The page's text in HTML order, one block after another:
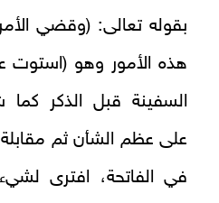
بقوله تعالى: (وقضي
هذه الأمور وهو (استوت
السفينة قبل الذكر كما
على عظم الشأن ثم
في الفاتحة، افترى